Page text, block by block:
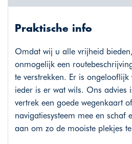
Praktische info
Omdat wij u alle vrijheid
onmogelijk een
te verstrekken. Er is ongelooflijk
ieder is er wat wils. Ons advies
vertrek een goede wegenkaart
navigatiesysteem mee en schaf
aan om zo de mooiste plekjes